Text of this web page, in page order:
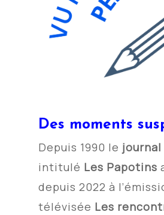
Des moments
Depuis 1990 le journal
intitulé Les Papotins
depuis 2022 à
télévisée Les